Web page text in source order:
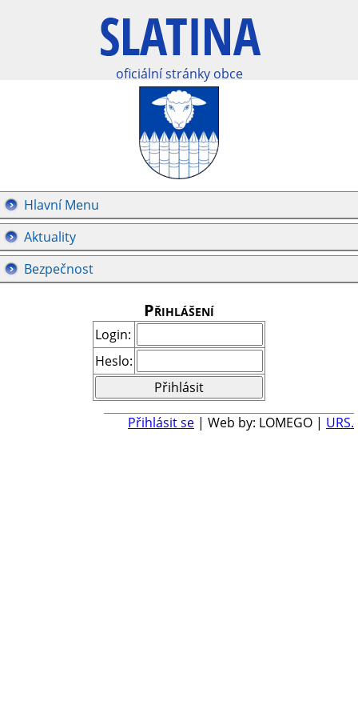
oficiální stránky obce
Hlavní Menu
Aktuality
Bezpečnost
Přihlášení
Login:
Heslo:
Přihlásit se | Web by: LOMEGO | URS.